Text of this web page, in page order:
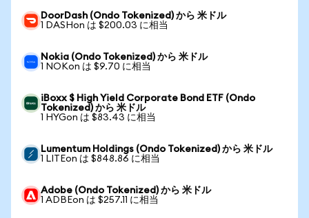
DoorDash (Ondo Tokenized) から 米ドル
1 DASHon は $200.03 に相当
Nokia (Ondo Tokenized) から 米ドル
1 NOKon は $9.70 に相当
iBoxx $ High Yield Corporate Bond ETF (Ondo
Tokenized) から 米ドル
1 HYGon は $83.43 に相当
Lumentum Holdings (Ondo Tokenized) から 米ドル
1 LITEon は $848.86 に相当
Adobe (Ondo Tokenized) から 米ドル
1 ADBEon は $257.11 に相当